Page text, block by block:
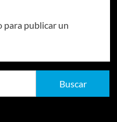
para publicar un